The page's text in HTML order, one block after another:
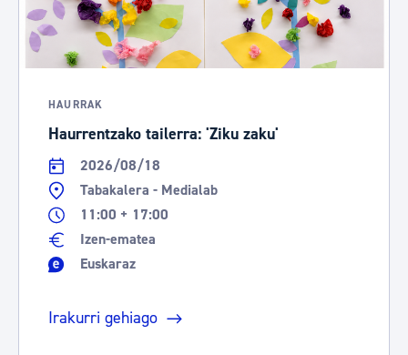
HAURRAK
Haurrentzako tailerra: 'Ziku zaku'
2026/08/18
Tabakalera - Medialab
11:00 + 17:00
Izen-ematea
Euskaraz
Irakurri gehiago